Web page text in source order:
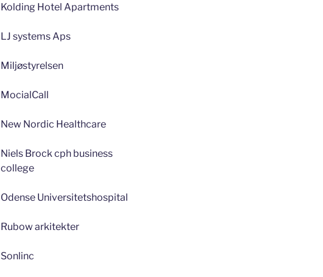
Kolding Hotel Apartments
LJ systems Aps
Miljøstyrelsen
MocialCall
New Nordic Healthcare
Niels Brock cph business
college
Odense Universitetshospital
Rubow arkitekter
Sonlinc